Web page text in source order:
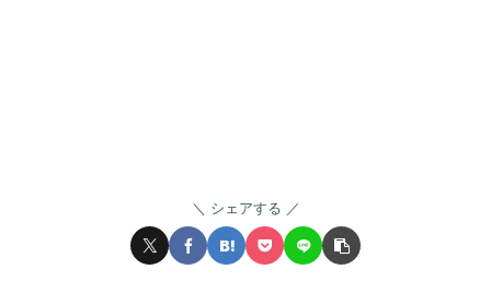
シェアする